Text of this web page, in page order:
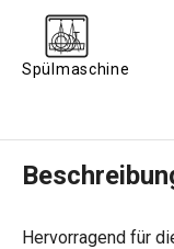
Spülmaschine
Hervorragend für